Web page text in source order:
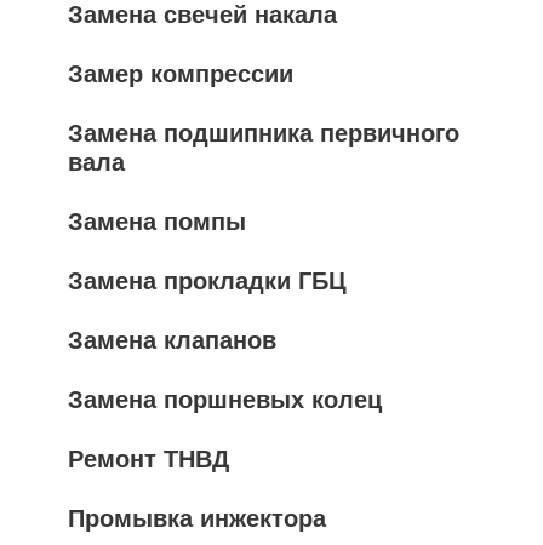
Замена свечей накала
Замер компрессии
Замена подшипника первичного
вала
Замена помпы
Замена прокладки ГБЦ
Замена клапанов
Замена поршневых колец
Ремонт ТНВД
Промывка инжектора